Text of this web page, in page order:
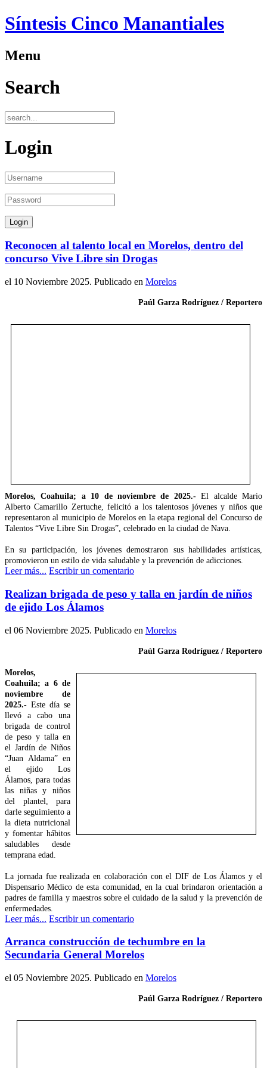
Síntesis Cinco Manantiales
Menu
Search
Login
Reconocen al talento local en Morelos, dentro del
concurso Vive Libre sin Drogas
el 10 Noviembre 2025. Publicado en Morelos
Paúl Garza Rodríguez / Reportero
Morelos, Coahuila; a 10 de noviembre de 2025.-El alcalde Mario
Alberto Camarillo Zertuche, felicitó a los talentosos jóvenes y niños que
representaron al municipio de Morelos en la etapa regional del Concurso de
Talentos “Vive Libre Sin Drogas”, celebrado en la ciudad de Nava.
En su participación, los jóvenes demostraron sus habilidades artísticas,
promovieron un estilo de vida saludable y la prevención de adicciones.
Leer más... Escribir un comentario
Realizan brigada de peso y talla en jardín de niños
de ejido Los Álamos
el 06 Noviembre 2025. Publicado en Morelos
Paúl Garza Rodríguez / Reportero
Morelos,
Coahuila; a 6 de
noviembre de
2025.- Este día se
llevó a cabo una
brigada de control
de peso y talla en
el Jardín de Niños
“Juan Aldama” en
el ejido Los
Álamos, para todas
las niñas y niños
del plantel, para
darle seguimiento a
la dieta nutricional
y fomentar hábitos
saludables desde
temprana edad.
La jornada fue realizada en colaboración con el DIF de Los Álamos y el
Dispensario Médico de esta comunidad, en la cual brindaron orientación a
padres de familia y maestros sobre el cuidado de la salud y la prevención de
enfermedades.
Leer más... Escribir un comentario
Arranca construcción de techumbre en la
Secundaria General Morelos
el 05 Noviembre 2025. Publicado en Morelos
Paúl Garza Rodríguez / Reportero